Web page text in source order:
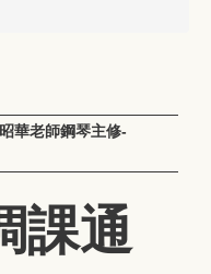
華老師鋼琴主修-
課通